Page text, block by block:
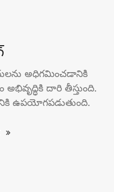
అధిగమించడానికి
దారి తీస్తుంది.
ఉపయోగపడుతుంది.